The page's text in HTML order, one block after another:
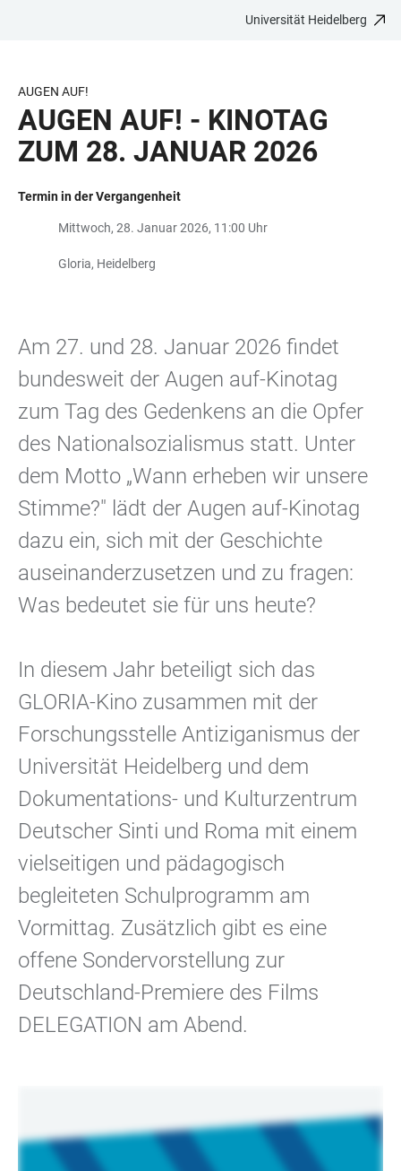
BARRIEREFREIHEIT
Universität Heidelberg
AUGEN AUF!
AUGEN AUF! - KINOTAG
ZUM 28. JANUAR 2026
Termin in der Vergangenheit
Mittwoch, 28. Januar 2026, 11:00 Uhr
Gloria, Heidelberg
Am 27. und 28. Januar 2026 findet
bundesweit der Augen auf-Kinotag
zum Tag des Gedenkens an die Opfer
des Nationalsozialismus statt. Unter
dem Motto „Wann erheben wir unsere
Stimme?" lädt der Augen auf-Kinotag
dazu ein, sich mit der Geschichte
auseinanderzusetzen und zu fragen:
Was bedeutet sie für uns heute?
In diesem Jahr beteiligt sich das
GLORIA-Kino zusammen mit der
Forschungsstelle Antiziganismus der
Universität Heidelberg und dem
Dokumentations- und Kulturzentrum
Deutscher Sinti und Roma mit einem
vielseitigen und pädagogisch
begleiteten Schulprogramm am
Vormittag. Zusätzlich gibt es eine
offene Sondervorstellung zur
Deutschland-Premiere des Films
DELEGATION am Abend.